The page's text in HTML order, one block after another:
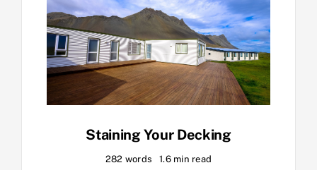
Staining Your Decking
282 words 1.6 min read